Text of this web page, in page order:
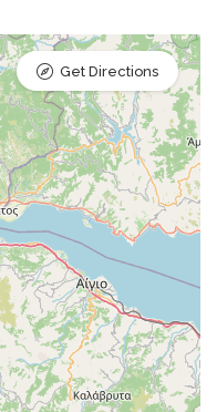
Get Directions